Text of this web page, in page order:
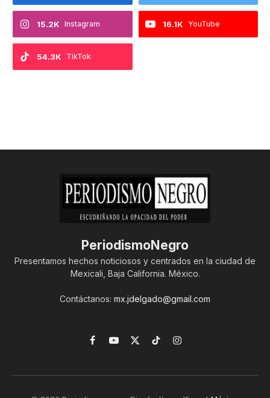
Instagram
15.2K YouTube
16.1K
TikTok
54.3K
PeriodismoNegro
Presentamos hechos noticiosos y centrados en la ciudad de
Mexicali, Baja California. México.
Contáctanos: mx.jdelgado@gmail.com
Facebook
YouTube
X
TikTokInstagram